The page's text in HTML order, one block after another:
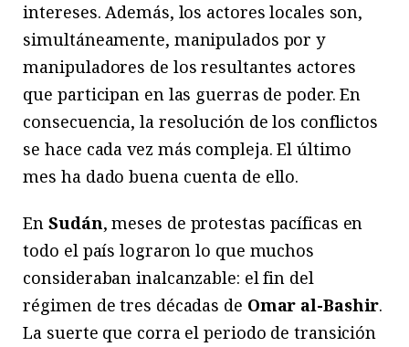
intereses. Además, los actores locales son,
simultáneamente, manipulados por y
manipuladores de los resultantes actores
que participan en las guerras de poder. En
consecuencia, la resolución de los conflictos
se hace cada vez más compleja. El último
mes ha dado buena cuenta de ello.
EnSudán, meses de protestas pacíficas en
todo el país lograron lo que muchos
consideraban inalcanzable: el fin del
régimen de tres décadas de Omar al-Bashir.
La suerte que corra el periodo de transición